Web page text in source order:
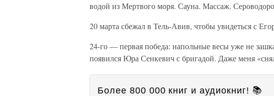
водой из Мертвого моря. Сауна. Массаж.
20 марта сбежал в Тель-Авив, чтобы увидеться с
24-го — первая победа: напольные весы уже не
появился Юра Сенкевич с бригадой. Даже меня
Более 800 000 книг и аудиокниг! 📚